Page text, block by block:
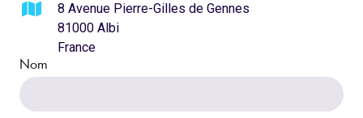
8 Avenue Pierre-Gilles de Gennes
81000 Albi
France
Nom